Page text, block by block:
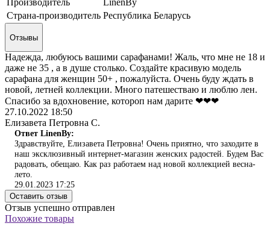
Производитель
LinenBy
Страна-производитель Республика Беларусь
Отзывы
Надежда, любуюсь вашими сарафанами! Жаль, что мне не 18 и
даже не 35 , а в душе столько. Создайте красивую модель
сарафана для женщин 50+ , пожалуйста. Очень буду ждать в
новой, летней коллекции. Много патешестваю и люблю лен.
Спасибо за вдохновение, котороп нам дарите ❤❤❤
27.10.2022 18:50
Елизавета Петровна С.
Ответ LinenBy:
Здравствуйте, Елизавета Петровна! Очень приятно, что заходите в
наш эксклюзивный интернет-магазин женских радостей. Будем Вас
радовать, обещаю. Как раз работаем над новой коллекцией весна-
лето.
29.01.2023 17:25
Оставить отзыв
Отзыв успешно отправлен
Похожие товары